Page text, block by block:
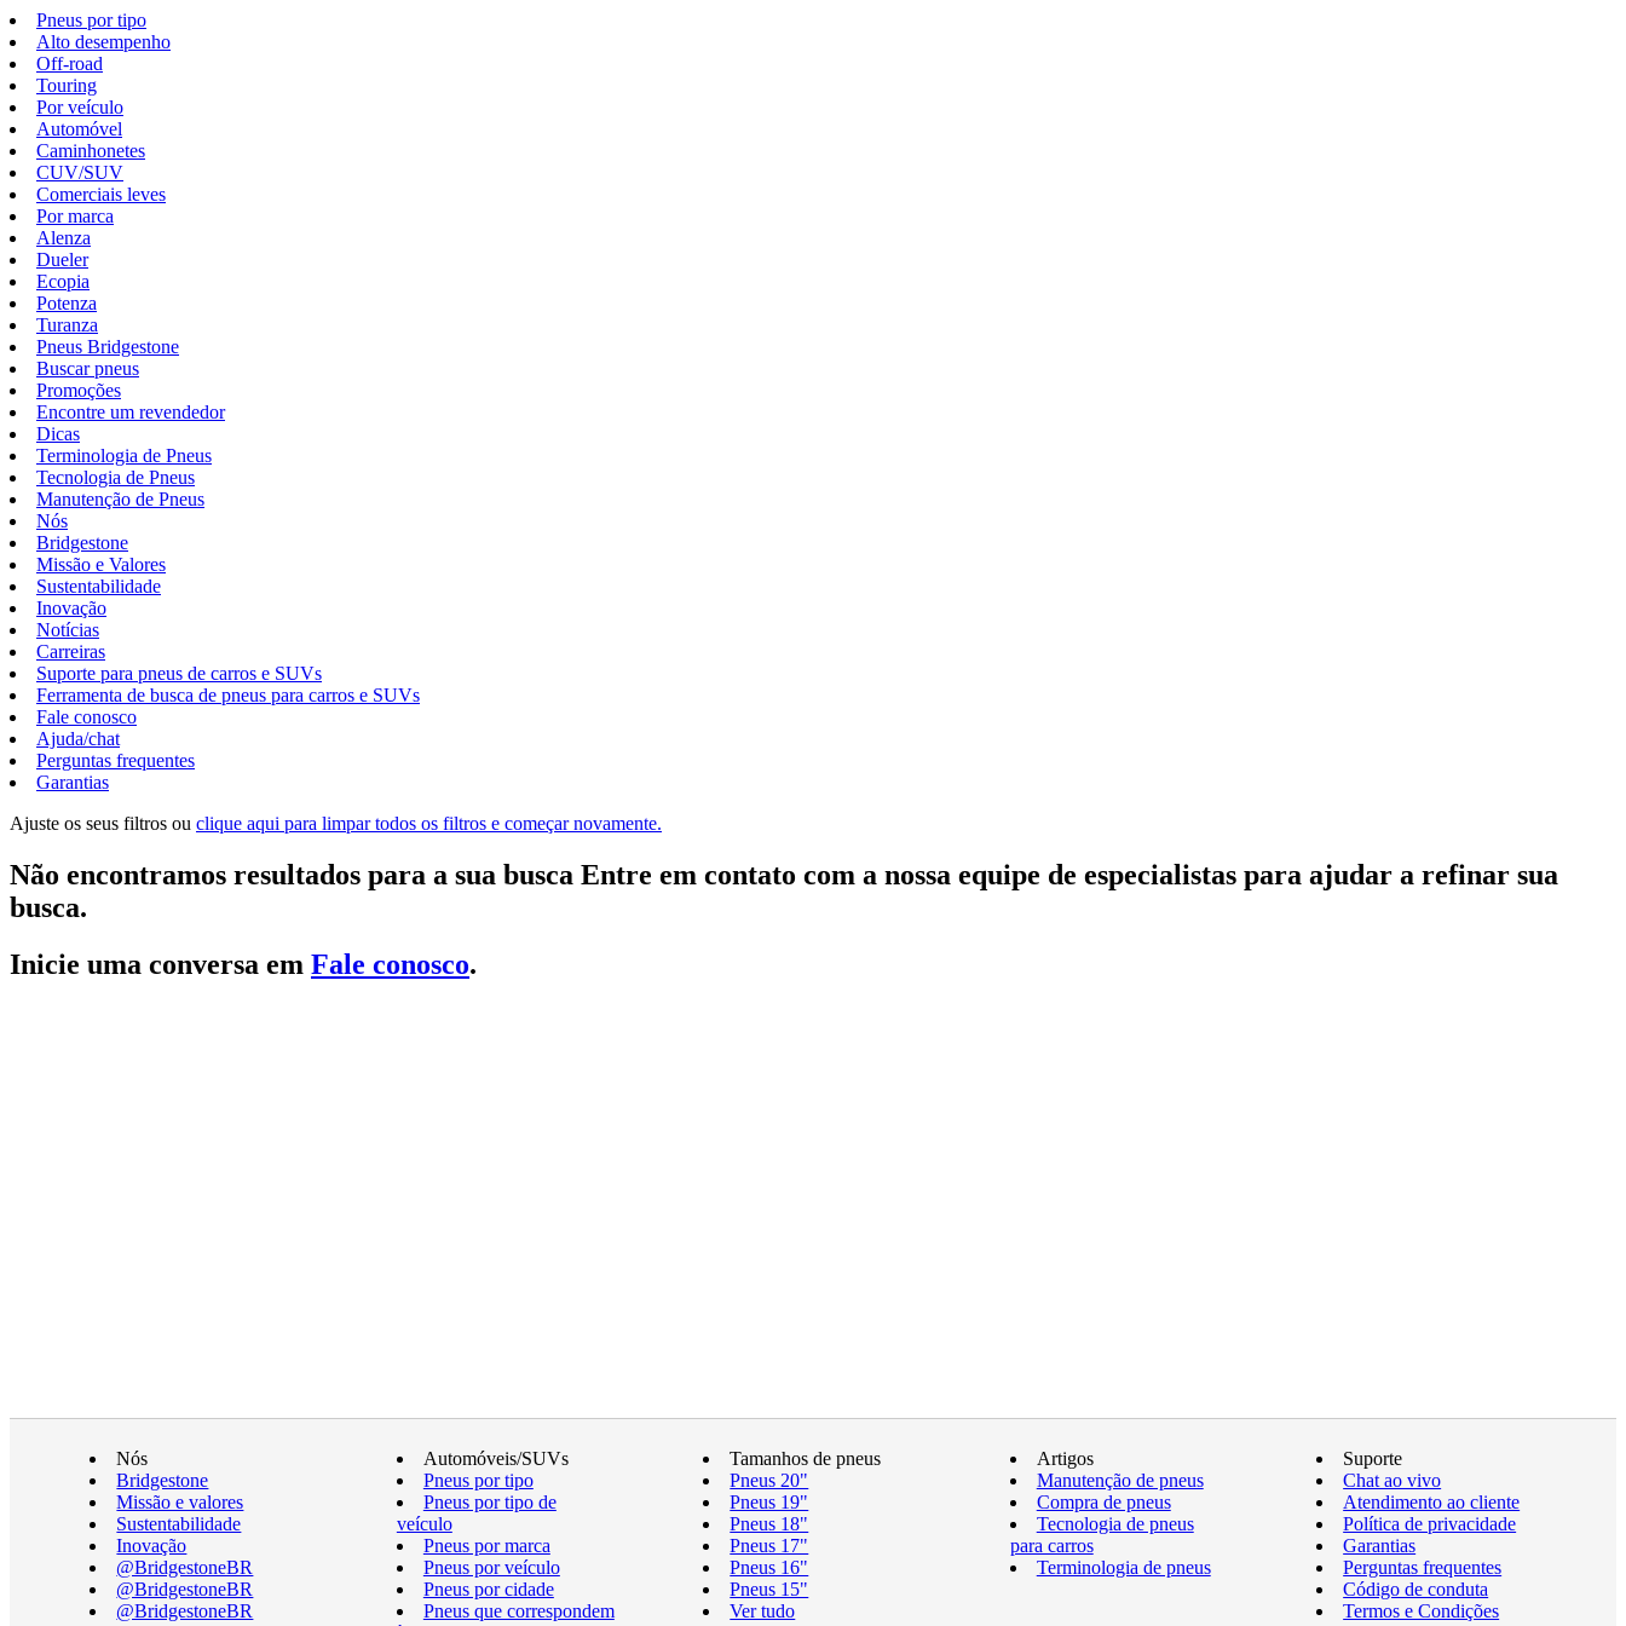
Pneus por tipo
Alto desempenho
Off-road
Touring
Por veículo
Automóvel
Caminhonetes
CUV/SUV
Comerciais leves
Por marca
Alenza
Dueler
Ecopia
Potenza
Turanza
Pneus Bridgestone
Buscar pneus
Promoções
Encontre um revendedor
Dicas
Terminologia de Pneus
Tecnologia de Pneus
Manutenção de Pneus
Nós
Bridgestone
Missão e Valores
Sustentabilidade
Inovação
Notícias
Carreiras
Suporte para pneus de carros e SUVs
Ferramenta de busca de pneus para carros e SUVs
Fale conosco
Ajuda/chat
Perguntas frequentes
Garantias
Ajuste os seus filtros ou clique aqui para limpar todos os filtros e começar novamente.
Não encontramos resultados para a sua busca Entre em contato com a nossa equipe de especialistas para ajudar a refinar sua
busca.
Inicie uma conversa em Fale conosco.
Nós
Bridgestone
Missão e valores
Sustentabilidade
Inovação
@BridgestoneBR
@BridgestoneBR
@BridgestoneBR
Automóveis/SUVs
Pneus por tipo
Pneus por tipo de
veículo
Pneus por marca
Pneus por veículo
Pneus por cidade
Pneus que correspondem
Tamanhos de pneus
Pneus 20"
Pneus 19"
Pneus 18"
Pneus 17"
Pneus 16"
Pneus 15"
Ver tudo
Artigos
Manutenção de pneus
Compra de pneus
Tecnologia de pneus
para carros
Terminologia de pneus
Suporte
Chat ao vivo
Atendimento ao cliente
Política de privacidade
Garantias
Perguntas frequentes
Código de conduta
Termos e Condições